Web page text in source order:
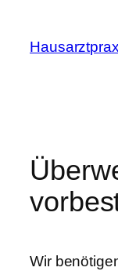
springen
Wir